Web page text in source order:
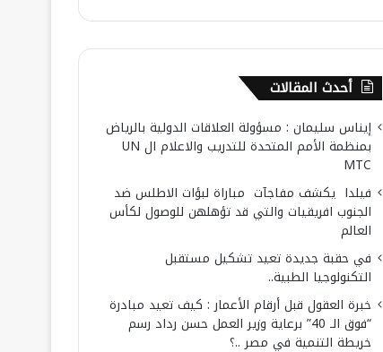
أحدث المقالات
إيناس سليمان : مسؤولة العلاقات الدولية بالرياض
بمنظمة الأمم المتحدة للتدريب والاعلام ال UN
MTC
فيلدا يكشف مفاجآت مباراة لبؤات الاطلس ضد
الجنوب افريقيات والتي قد تؤهلهن للوصول لكأس
العالم
في حقبة جديدة تعيد تشكيل مستقبل
التكنولوجيا الطبية..
خبرة العقول قبل أرقام الأعمار : كيف تعيد مبادرة
“فوق الـ 40” برعاية وزير العمل حسن رداد رسم
خريطة التنمية في مصر ..؟